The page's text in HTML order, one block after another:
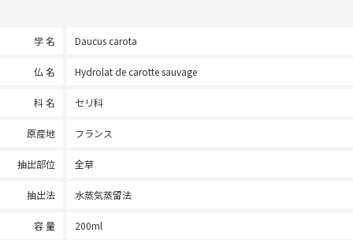
学 名 Daucus carota
仏 名 Hydrolat de carotte sauvage
科 名 セリ科
原産地 フランス
抽出部位 全草
抽出法 水蒸気蒸留法
容 量 200ml